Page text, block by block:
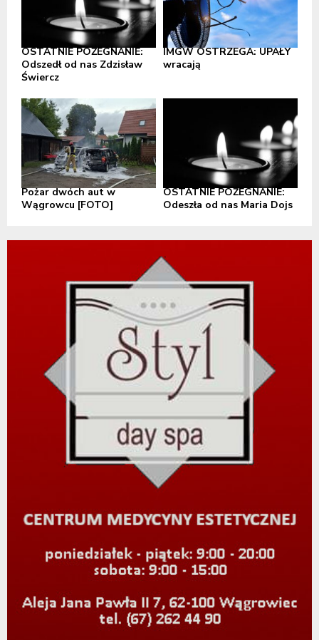
OSTATNIE POŻEGNANIE:
Odszedł od nas Zdzisław
Świercz
IMGW OSTRZEGA: UPAŁY
wracają
Pożar dwóch aut w
Wągrowcu [FOTO]
OSTATNIE POŻEGNANIE:
Odeszła od nas Maria Dojs